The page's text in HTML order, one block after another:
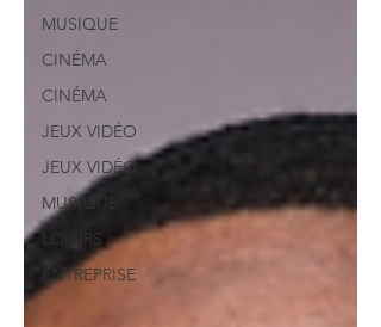
MUSIQUE
CINÉMA
CINÉMA
JEUX VIDÉO
JEUX VIDÉO
MUSIQUE
LOISIRS
ENTREPRISE